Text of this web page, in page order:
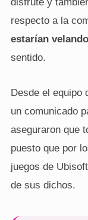
respecto a la
estarían
sentido.
Desde el equipo
un comunicado
aseguraron que
puesto que por
juegos de
de sus dichos.